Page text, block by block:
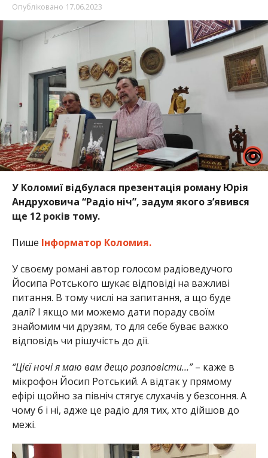
Опубліковано 17.06.2023
У Коломиї відбулася презентація роману Юрія
Андруховича “Радіо ніч”, задум якого з’явився
ще 12 років тому.
Пише Інформатор Коломия.
У своєму романі автор голосом радіоведучого
Йосипа Ротського шукає відповіді на важливі
питання. В тому числі на запитання, а що буде
далі? І якщо ми можемо дати пораду своїм
знайомим чи друзям, то для себе буває важко
відповідь чи рішучість до дії.
“Цієї ночі я маю вам дещо розповісти…”– каже в
мікрофон Йосип Ротський. А відтак у прямому
ефірі щойно за північ стягує слухачів у безсоння. А
чому б і ні, адже це радіо для тих, хто дійшов до
межі.